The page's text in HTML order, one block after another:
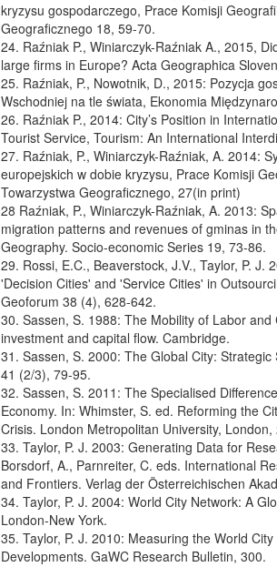
kryzysu gospodarczego, Prace Komisji
Geograficznego 18, 59-70.
24. Raźniak P., Winiarczyk-Raźniak A., 2015,
large firms in Europe? Acta Geographica
25. Raźniak, P., Nowotnik, D., 2015: Pozycja
Wschodniej na tle świata, Ekonomia
26. Raźniak P., 2014: City’s Position in
Tourist Service, Tourism: An International
27. Raźniak, P., Winiarczyk-Raźniak, A. 2014:
europejskich w dobie kryzysu, Prace Komisji
Towarzystwa Geograficznego, 27(in print)
28 Raźniak, P., Winiarczyk-Raźniak, A. 2013:
migration patterns and revenues of gminas in
Geography. Socio-economic Series 19, 73-86.
29. Rossi, E.C., Beaverstock, J.V., Taylor, P. J.
'Decision Cities' and 'Service Cities' in
Geoforum 38 (4), 628-642.
30. Sassen, S. 1988: The Mobility of Labor
investment and capital flow. Cambridge.
31. Sassen, S. 2000: The Global City:
41 (2/3), 79-95.
32. Sassen, S. 2011: The Specialised
Economy. In: Whimster, S. ed. Reforming the
Crisis. London Metropolitan University,
33. Taylor, P. J. 2003: Generating Data for
Borsdorf, A., Parnreiter, C. eds. International
and Frontiers. Verlag der Österreichischen
34. Taylor, P. J. 2004: World City Network: A
London-New York.
35. Taylor, P. J. 2010: Measuring the World
Developments. GaWC Research Bulletin, 300.